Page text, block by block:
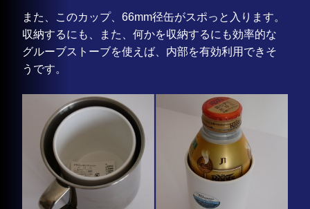
また、このカップ、66mm径缶がスポっと入ります。
収納するにも、また、何かを収納するにも効率的な
グルーブストーブを使えば、内部を有効利用できそ
うです。